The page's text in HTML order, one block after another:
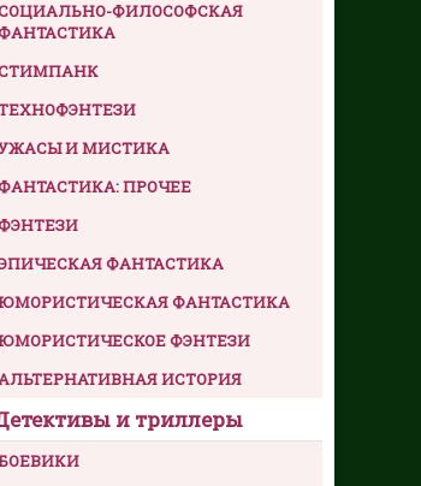
ФИЛОСОФСКАЯ
И МИСТИКА
ПРОЧЕЕ
ФАНТАСТИКА
ФАНТАСТИКА
ФЭНТЕЗИ
ИСТОРИЯ
и триллеры